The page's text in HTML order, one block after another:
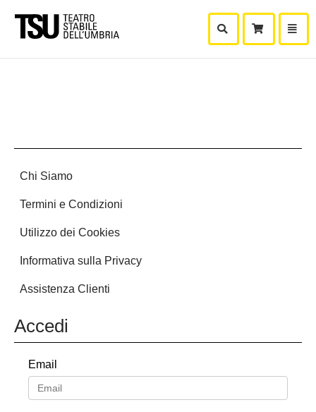
Mostra Ricerca
Chi Siamo
Termini e Condizioni
Utilizzo dei Cookies
Informativa sulla Privacy
Assistenza Clienti
Accedi
Email